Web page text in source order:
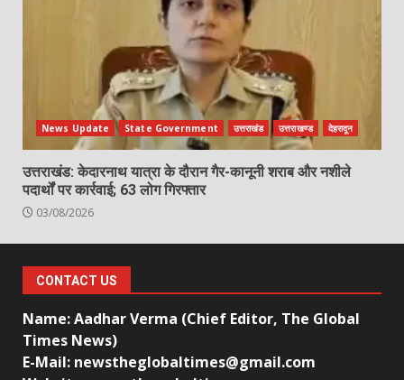
News Update State Government उत्तराखंड उत्तराखण्ड देहरादून
उत्तराखंड: केदारनाथ यात्रा के दौरान गैर-कानूनी शराब और नशीले
पदार्थों पर कार्रवाई; 63 लोग गिरफ्तार
03/08/2026
CONTACT US
Name: Aadhar Verma (Chief Editor, The Global
Times News)
E-Mail: newstheglobaltimes@gmail.com